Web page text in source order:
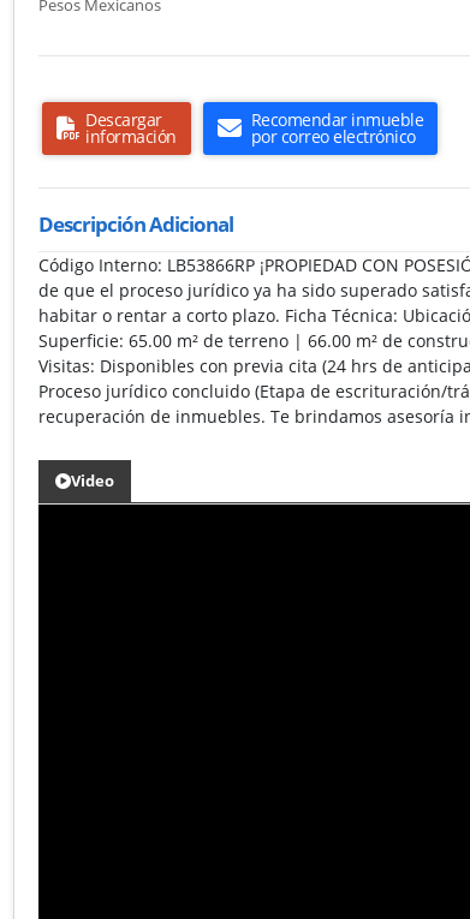
Descargar
información
Recomendar inmueble
por correo electrónico
Descripción Adicional
Código Interno: LB53866RP ¡PROPIEDAD CON
de que el proceso jurídico ya ha sido superado
habitar o rentar a corto plazo. Ficha Técnica:
Superficie: 65.00 m² de terreno | 66.00 m² de
Visitas: Disponibles con previa cita (24 hrs de
Proceso jurídico concluido (Etapa de escrituración/
recuperación de inmuebles. Te brindamos asesoría
Video